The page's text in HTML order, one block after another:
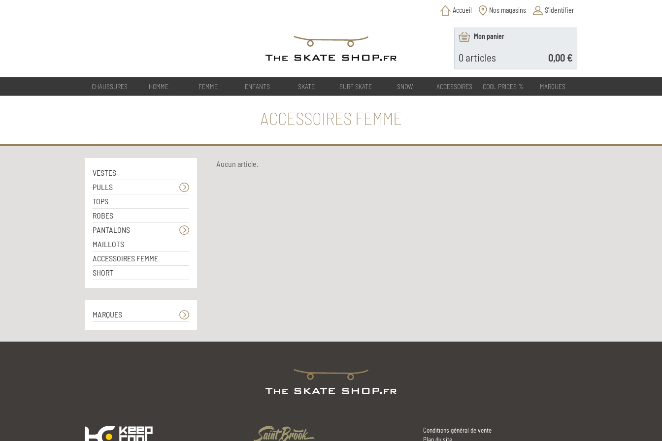
Accueil Nos magasins S'identifier
Mon panier
0 articles 0,00 €
CHAUSSURES HOMME FEMME ENFANTS SKATE SURF SKATE SNOW ACCESSOIRES COOL PRICES % MARQUES
ACCESSOIRES FEMME
VESTES
PULLS
TOPS
ROBES
PANTALONS
MAILLOTS
ACCESSOIRES FEMME
SHORT
MARQUES
Aucun article.
Conditions général de vente
Plan du site